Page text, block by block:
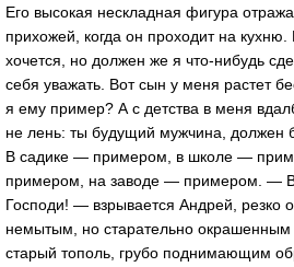
Его высокая нескладная фигура
прихожей, когда он проходит на кухню.
хочется, но должен же я что-нибудь
себя уважать. Вот сын у меня растет
я ему пример? А с детства в меня
не лень: ты будущий мужчина, должен
В садике — примером, в школе —
примером, на заводе — примером. —
Господи! — взрывается Андрей, резко
немытым, но старательно окрашенным
старый тополь, грубо поднимающим